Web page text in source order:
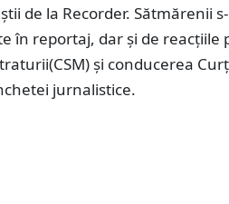
de la Recorder. Sătmărenii s-
în reportaj, dar și de reacțiile
și conducerea
jurnalistice.